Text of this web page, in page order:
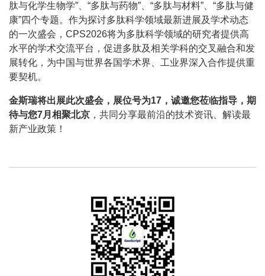
肽与化学生物学”、“多肽与药物”、“多肽与材料”、“多肽与健
康”四个专题。作为探讨多肽科学领域最新进展及学术动态
的一次盛会，CPS2026将为多肽科学领域的研究者提供高
水平的学术交流平台，促进多肽及相关学科的交叉融合和发
展转化，为中国与世界各国学术界、工业界深入合作提供重
要契机。
金斯瑞将出展此次盛会，展位号为17，诚邀您莅临指导，期
待与您7月相聚北京 ，共同分享最前沿的技术资讯、解读最
新产业政策！